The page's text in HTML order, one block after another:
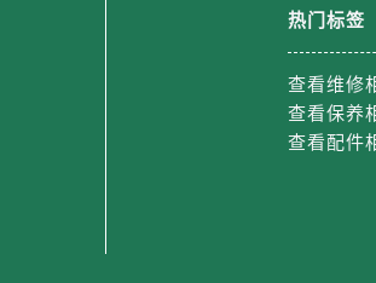
热门标签
查看维修
查看保养
查看配件